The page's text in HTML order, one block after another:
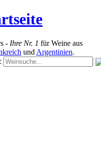
- Ihre Nr. 1 für Weine aus
und Argentinien.